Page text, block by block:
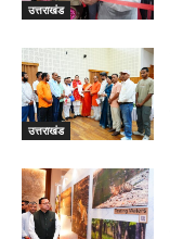
उत्तराखंड
उत्तराखंड